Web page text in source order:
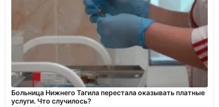
Больница Нижнего Тагила перестала оказывать платные
услуги. Что случилось?